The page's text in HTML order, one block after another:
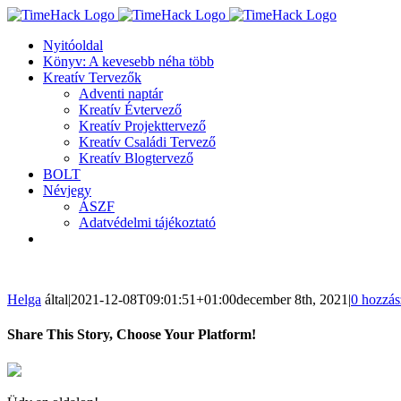
Kihagyás
Nyitóoldal
Könyv: A kevesebb néha több
Kreatív Tervezők
Adventi naptár
Kreatív Évtervező
Kreatív Projekttervező
Kreatív Családi Tervező
Kreatív Blogtervező
BOLT
Névjegy
ÁSZF
Adatvédelmi tájékoztató
Helga által|2021-12-08T09:01:51+01:00december 8th, 2021 |0
Share This Story, Choose Your Platform!
Facebook
Twitter
LinkedIn
Reddit
WhatsApp
Tumblr
Pinterest
Vk
Email: